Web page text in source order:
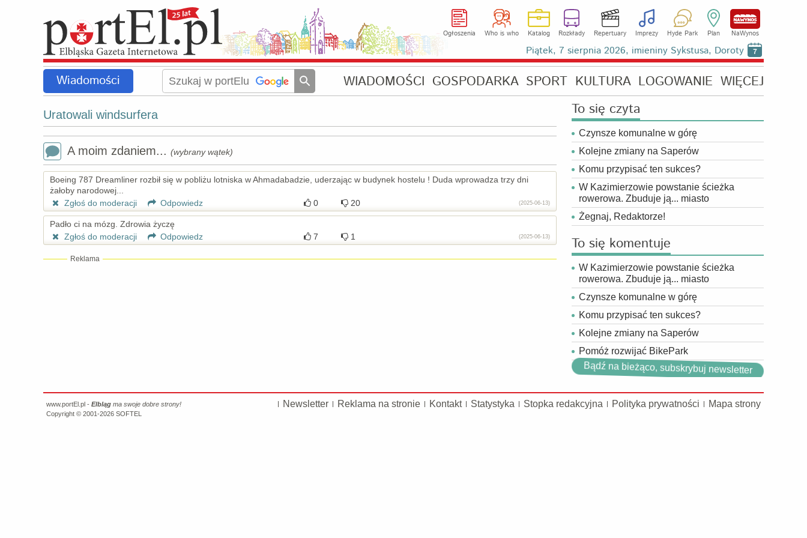
Ogłoszenia Who is who Katalog Rozkłady Repertuary Imprezy Hyde Park Plan NaWynos
Piątek, 7 sierpnia 2026, imieniny Sykstusa, Doroty 7
Wiadomości WIADOMOŚCI GOSPODARKA SPORT KULTURA LOGOWANIE WIĘCEJ
Uratowali windsurfera
A moim zdaniem... (wybrany wątek)
Boeing 787 Dreamliner rozbił się w pobliżu lotniska w Ahmadabadzie, uderzając w budynek hostelu ! Duda wprowadza trzy dni
żałoby narodowej...
Zgłoś do moderacji
Odpowiedz 0 20 (2025-06-13)
Padło ci na mózg. Zdrowia życzę
Zgłoś do moderacji
Odpowiedz 7 1 (2025-06-13)
Reklama
To się czyta
Czynsze komunalne w górę
Kolejne zmiany na Saperów
Komu przypisać ten sukces?
W Kazimierzowie powstanie ścieżka
rowerowa. Zbuduje ją... miasto
Żegnaj, Redaktorze!
To się komentuje
W Kazimierzowie powstanie ścieżka
rowerowa. Zbuduje ją... miasto
Czynsze komunalne w górę
Komu przypisać ten sukces?
Kolejne zmiany na Saperów
Pomóż rozwijać BikePark
Bądź na bieżąco, subskrybuj newsletter
Newsletter Reklama na stronie Kontakt Statystyka Stopka redakcyjna Polityka prywatności Mapa strony
www.portEl.pl - Elbląg ma swoje dobre strony!
Copyright © 2001-2026 SOFTEL